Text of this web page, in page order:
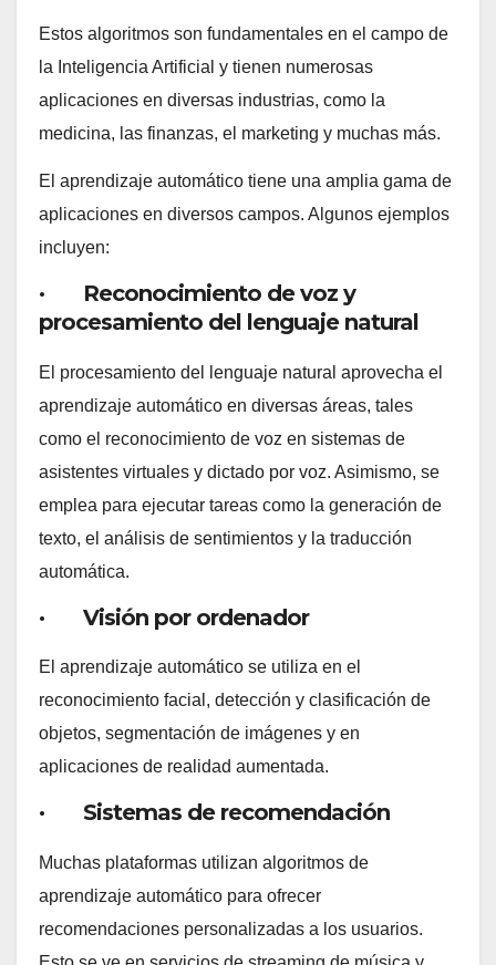
Estos algoritmos son fundamentales en el campo de
la Inteligencia Artificial y tienen numerosas
aplicaciones en diversas industrias, como la
medicina, las finanzas, el marketing y muchas más.
El aprendizaje automático tiene una amplia gama de
aplicaciones en diversos campos. Algunos ejemplos
incluyen:
· Reconocimiento de voz y
procesamiento del lenguaje natural
El procesamiento del lenguaje natural aprovecha el
aprendizaje automático en diversas áreas, tales
como el reconocimiento de voz en sistemas de
asistentes virtuales y dictado por voz. Asimismo, se
emplea para ejecutar tareas como la generación de
texto, el análisis de sentimientos y la traducción
automática.
· Visión por ordenador
El aprendizaje automático se utiliza en el
reconocimiento facial, detección y clasificación de
objetos, segmentación de imágenes y en
aplicaciones de realidad aumentada.
· Sistemas de recomendación
Muchas plataformas utilizan algoritmos de
aprendizaje automático para ofrecer
recomendaciones personalizadas a los usuarios.